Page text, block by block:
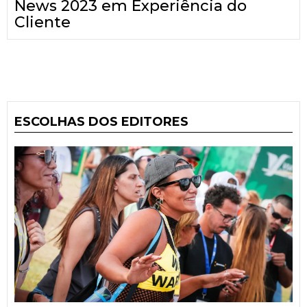
News 2023 em Experiência do
Cliente
ESCOLHAS DOS EDITORES